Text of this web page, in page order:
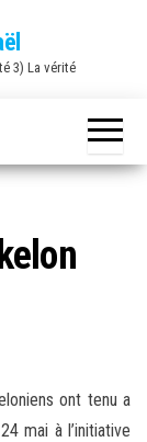
3) La vérité
ont tenu a
mai à l’initiative